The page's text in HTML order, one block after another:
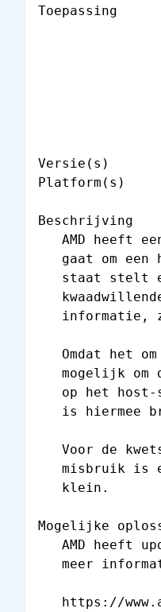
Toepassing      :
Versie(s)
Platform(s)
Beschrijving
AMD heeft
gaat om een
staat stelt
informatie,
Omdat het
mogelijk om
op het
is hiermee
Voor de
misbruik is
   klein.
Mogelijke
AMD heeft
meer
https://